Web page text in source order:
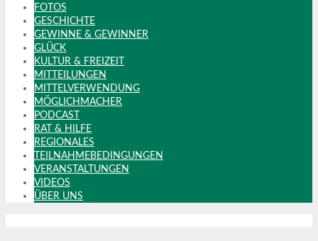
FOTOS
GESCHICHTE
GEWINNE & GEWINNER
GLÜCK
KULTUR & FREIZEIT
MITTEILUNGEN
MITTELVERWENDUNG
MÖGLICHMACHER
PODCAST
RAT & HILFE
REGIONALES
TEILNAHMEBEDINGUNGEN
VERANSTALTUNGEN
VIDEOS
ÜBER UNS